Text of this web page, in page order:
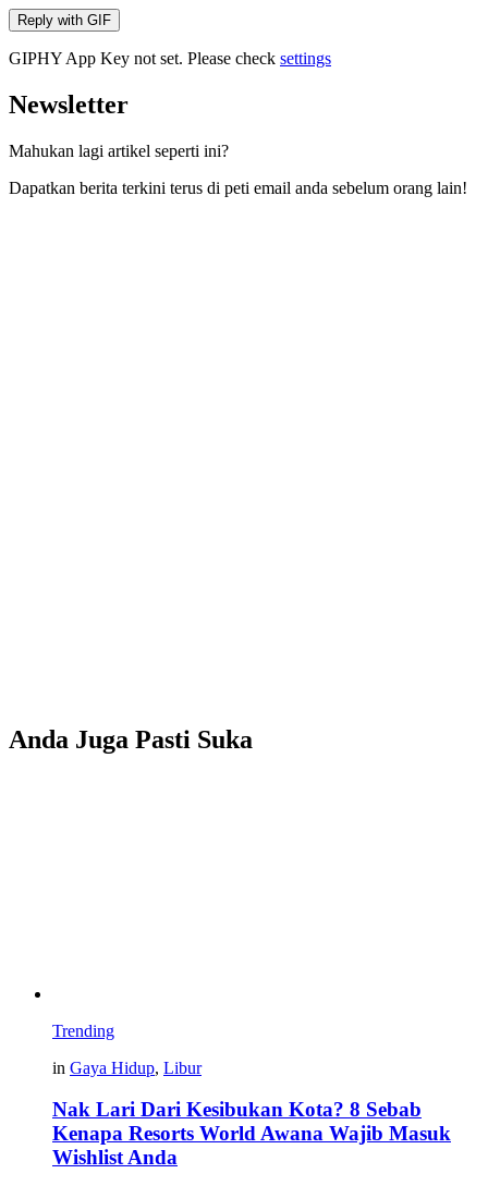
Reply with GIF
GIPHY App Key not set. Please check settings
Newsletter
Mahukan lagi artikel seperti ini?
Dapatkan berita terkini terus di peti email anda sebelum orang lain!
Anda Juga Pasti Suka
Trending
in Gaya Hidup, Libur
Nak Lari Dari Kesibukan Kota? 8 Sebab
Kenapa Resorts World Awana Wajib Masuk
Wishlist Anda